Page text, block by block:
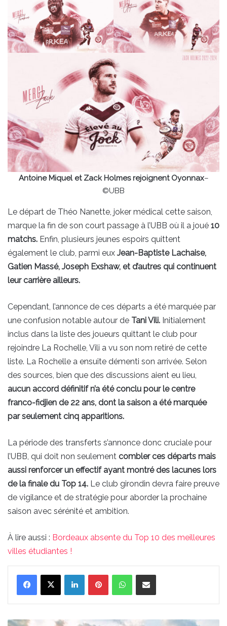
Antoine Miquel et Zack Holmes rejoignent Oyonnax–
©UBB
Le départ de Théo Nanette, joker médical cette saison,
marque la fin de son court passage à l’UBB où il a joué 10
matchs. Enfin, plusieurs jeunes espoirs quittent
également le club, parmi eux Jean-Baptiste Lachaise,
Gatien Massé, Joseph Exshaw, et d’autres qui continuent
leur carrière ailleurs.
Cependant, l’annonce de ces départs a été marquée par
une confusion notable autour de Tani Vili. Initialement
inclus dans la liste des joueurs quittant le club pour
rejoindre La Rochelle, Vili a vu son nom retiré de cette
liste. La Rochelle a ensuite démenti son arrivée. Selon
des sources, bien que des discussions aient eu lieu,
aucun accord définitif n’a été conclu pour le centre
franco-fidjien de 22 ans, dont la saison a été marquée
par seulement cinq apparitions.
La période des transferts s’annonce donc cruciale pour
l’UBB, qui doit non seulement combler ces départs mais
aussi renforcer un effectif ayant montré des lacunes lors
de la finale du Top 14. Le club girondin devra faire preuve
de vigilance et de stratégie pour aborder la prochaine
saison avec sérénité et ambition.
À lire aussi : Bordeaux absente du Top 10 des meilleures
villes étudiantes !
LinkedinPinterestWhatsAppPartager par email
Bordeaux